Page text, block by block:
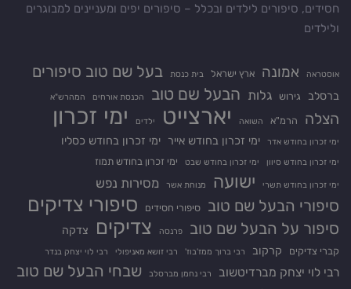
חסידים, סיפורים לילדים ובכלל – סיפורים יפים ומעניינים למבוגרים
ולילדים
אוסטראה אמונה ארץ ישראל בית כנסת בעל שם טוב סיפורים
ברסלב גירוש גלות הבעל שם טוב הכנסת אורחים המהרש"א
הצלה הרמ"א השואה יארצייט ילדים ימי זכרון
ימי זכרון בחודש אדר ימי זכרון בחודש אייר ימי זכרון בחודש כסליו
ימי זכרון בחודש סיוון ימי זכרון בחודש שבט ימי זכרון בחודש תמוז
ימי זכרון בחודש תשרי ישועה מנוחת אשר מסירות נפש
סיפורי הבעל שם טוב סיפורי חסידים סיפורי צדיקים
סיפור על הבעל שם טוב פרנסה צדיקים צדקה
קברי צדיקים קרקוב רבי ברוך ממז'בוז' רבי זושא מאניפולי רבי לוי יצחק בנדר
רבי לוי יצחק מברדיטשוב רבי נחמן מברסלב שבחי הבעל שם טוב